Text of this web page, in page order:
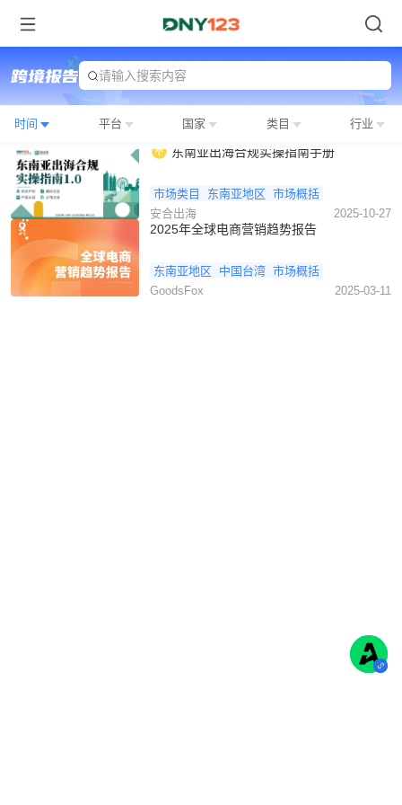
请输入搜索内容
时间 平台 国家 类目 行业
东南亚出海合规实操指南手册
市场类目 东南亚地区 市场概括
安合出海
2025-10-27
2025年全球电商营销趋势报告
东南亚地区 中国台湾 市场概括
GoodsFox
2025-03-11